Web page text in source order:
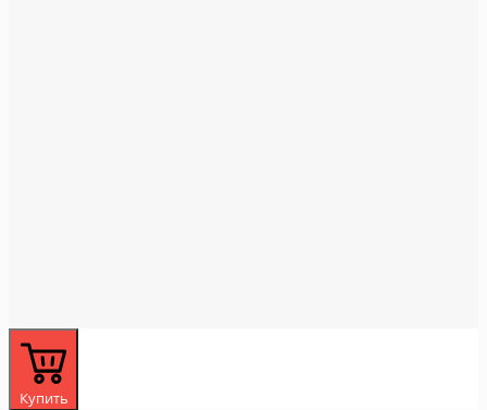
Купить